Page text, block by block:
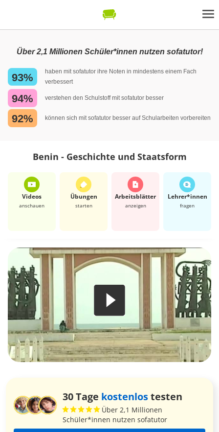
Über 2,1 Millionen Schüler*innen nutzen sofatutor!
93%
haben mit sofatutor ihre Noten in mindestens einem Fach
verbessert
94% verstehen den Schulstoff mit sofatutor besser
92% können sich mit sofatutor besser auf Schularbeiten vorbereiten
Benin - Geschichte und Staatsform
Videos
anschauen
Übungen
starten
Arbeits­blätter
anzeigen
Lehrer*​innen
fragen
30 Tage kostenlostesten
Über 2,1 Millionen
Schüler*innen nutzen sofatutor